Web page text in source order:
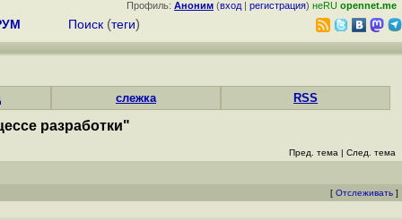
Профиль: Аноним (вход | регистрация) неRU opennet.me
Поиск (теги)
слежка RSS
разработки"
Пред. тема | След. тема
[ Отслеживать ]